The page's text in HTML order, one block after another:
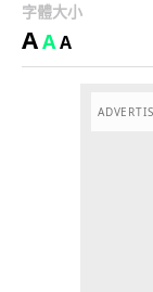
字體大小
AAA